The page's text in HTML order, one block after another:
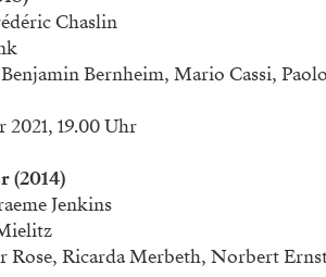
Chaslin
Bernheim, Mario Cassi,
2021, 19.00 Uhr
(2014)
Jenkins
Rose, Ricarda Merbeth, Norbert